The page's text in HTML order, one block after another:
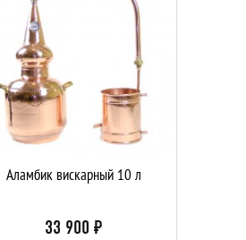
Аламбик вискарный 10 л
33 900 ₽